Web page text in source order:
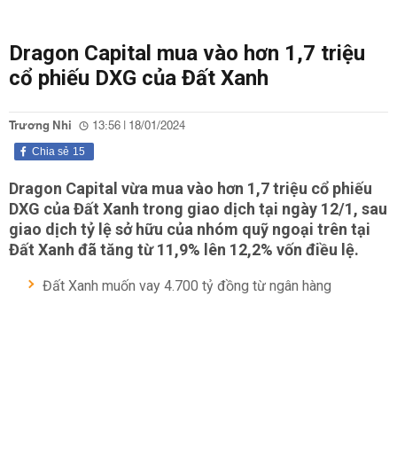
Dragon Capital mua vào hơn 1,7 triệu
cổ phiếu DXG của Đất Xanh
Trương Nhi 13:56 | 18/01/2024
15
Chia sẻ
Dragon Capital vừa mua vào hơn 1,7 triệu cổ phiếu
DXG của Đất Xanh trong giao dịch tại ngày 12/1, sau
giao dịch tỷ lệ sở hữu của nhóm quỹ ngoại trên tại
Đất Xanh đã tăng từ 11,9% lên 12,2% vốn điều lệ.
Đất Xanh muốn vay 4.700 tỷ đồng từ ngân hàng